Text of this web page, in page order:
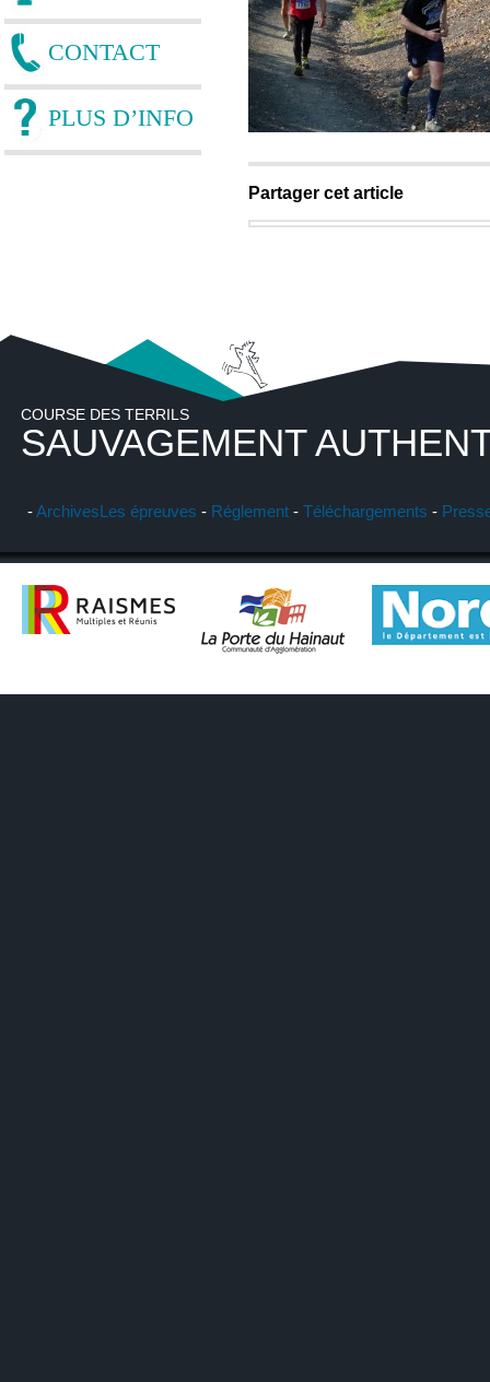
CONTACT
PLUS D’INFO
Partager cet article
COURSE DES TERRILS
SAUVAGEMENT
-ArchivesLes épreuves - Réglement - Téléchargements -